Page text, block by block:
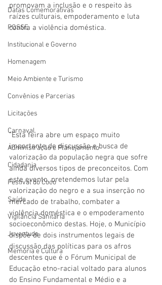
Datas Comemorativas
POSSE
Institucional e Governo
Homenagem
Meio Ambiente e Turismo
Convênios e Parcerias
Licitações
Carnaval
Administração e Planejamento
Cidadania
Festival do Coco
Saúde
Vigilãncia Sanitária
Juventude
Memória e Cultura
promovam a inclusão e o respeito às
raízes culturais, empoderamento e luta
contra a violência doméstica.
"Esta feira abre um espaço muito
importante de discussão e busca de
valorização da população negra que sofre
ainda diversos tipos de preconceitos. Com
este evento, pretendemos lutar pela
valorização do negro e a sua inserção no
mercado de trabalho, combater a
violência doméstica e o empoderamento
socioeconômico destas. Hoje, o Município
dispõe de dois instrumentos legais de
discussão das políticas para os afros
descentes que é o Fórum Municipal de
Educação etno-racial voltado para alunos
do Ensino Fundamental e Médio e a